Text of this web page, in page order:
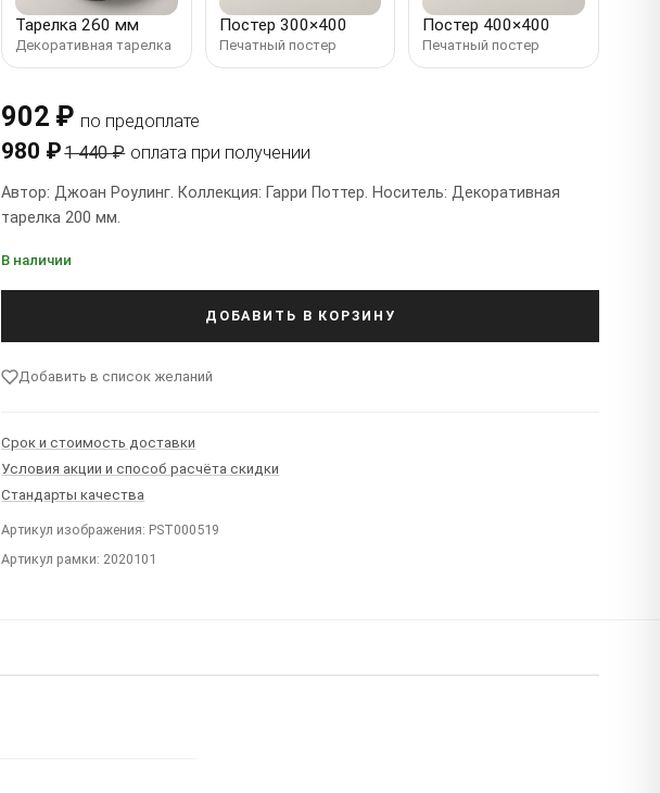
Тарелка 260 мм
Декоративная тарелка
Постер 300×400
Печатный постер
Постер 400×400
Печатный постер
902 ₽ по предоплате
980 ₽1 440 ₽ оплата при получении
Автор: Джоан Роулинг. Коллекция: Гарри Поттер. Носитель: Декоративная
тарелка 200 мм.
В наличии
ДОБАВИТЬ В КОРЗИНУ
Добавить в список желаний
Срок и стоимость доставки
Условия акции и способ расчёта скидки
Стандарты качества
Артикул изображения: PST000519
Артикул рамки: 2020101